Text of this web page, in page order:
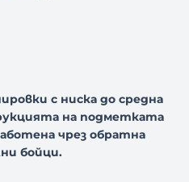
с ниска до средна
на подметката
чрез обратна
бойци.